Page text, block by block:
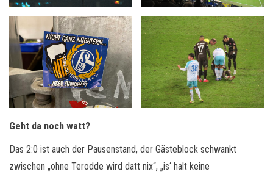
Geht da noch watt?
Das 2:0 ist auch der Pausenstand, der Gästeblock schwankt
zwischen „ohne Terodde wird datt nix“, „is‘ halt keine